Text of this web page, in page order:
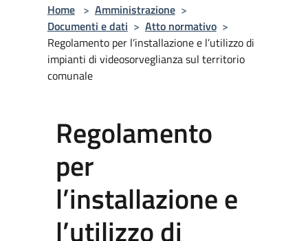
Home > Amministrazione >
Documenti e dati > Atto normativo >
Regolamento per l’installazione e l’utilizzo di
impianti di videosorveglianza sul territorio
comunale
Regolamento
per
l’installazione e
l’utilizzo di